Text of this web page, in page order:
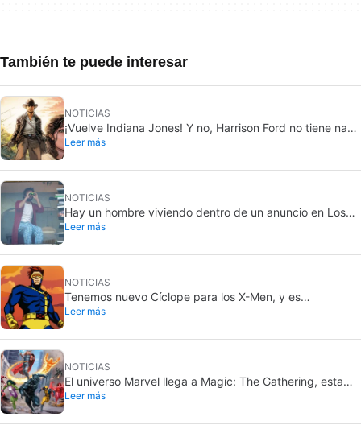
También te puede interesar
NOTICIAS
¡Vuelve Indiana Jones! Y no, Harrison Ford no tiene nada
que ver con este proyecto
Leer más
NOTICIAS
Hay un hombre viviendo dentro de un anuncio en Los
Angeles, y solo unos pocos saben qué película está
Leer más
NOTICIAS
Tenemos nuevo Cíclope para los X-Men, y es
simplemente perfecto
Leer más
NOTICIAS
El universo Marvel llega a Magic: The Gathering, esta
vez por todo lo alto
Leer más